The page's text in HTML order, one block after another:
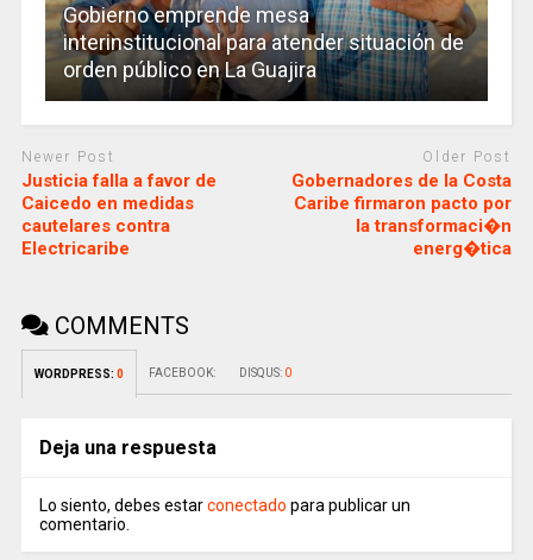
Gobierno emprende mesa
interinstitucional para atender situación de
orden público en La Guajira
Newer Post
Justicia falla a favor de
Caicedo en medidas
cautelares contra
Electricaribe
Older Post
Gobernadores de la Costa
Caribe firmaron pacto por
la transformaci�n
energ�tica
COMMENTS
WORDPRESS: 0 FACEBOOK: DISQUS: 0
Deja una respuesta
Lo siento, debes estarconectado para publicar un
comentario.